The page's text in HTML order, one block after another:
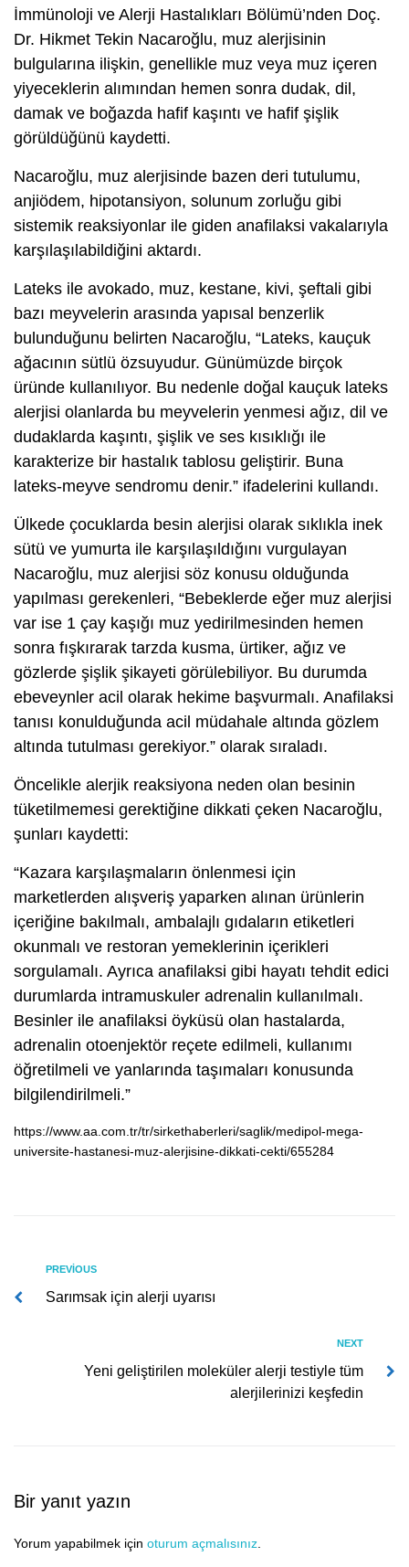
İmmünoloji ve Alerji Hastalıkları Bölümü’nden Doç.
Dr. Hikmet Tekin Nacaroğlu, muz alerjisinin
bulgularına ilişkin, genellikle muz veya muz içeren
yiyeceklerin alımından hemen sonra dudak, dil,
damak ve boğazda hafif kaşıntı ve hafif şişlik
görüldüğünü kaydetti.
Nacaroğlu, muz alerjisinde bazen deri tutulumu,
anjiödem, hipotansiyon, solunum zorluğu gibi
sistemik reaksiyonlar ile giden anafilaksi vakalarıyla
karşılaşılabildiğini aktardı.
Lateks ile avokado, muz, kestane, kivi, şeftali gibi
bazı meyvelerin arasında yapısal benzerlik
bulunduğunu belirten Nacaroğlu, “Lateks, kauçuk
ağacının sütlü özsuyudur. Günümüzde birçok
üründe kullanılıyor. Bu nedenle doğal kauçuk lateks
alerjisi olanlarda bu meyvelerin yenmesi ağız, dil ve
dudaklarda kaşıntı, şişlik ve ses kısıklığı ile
karakterize bir hastalık tablosu geliştirir. Buna
lateks-meyve sendromu denir.” ifadelerini kullandı.
Ülkede çocuklarda besin alerjisi olarak sıklıkla inek
sütü ve yumurta ile karşılaşıldığını vurgulayan
Nacaroğlu, muz alerjisi söz konusu olduğunda
yapılması gerekenleri, “Bebeklerde eğer muz alerjisi
var ise 1 çay kaşığı muz yedirilmesinden hemen
sonra fışkırarak tarzda kusma, ürtiker, ağız ve
gözlerde şişlik şikayeti görülebiliyor. Bu durumda
ebeveynler acil olarak hekime başvurmalı. Anafilaksi
tanısı konulduğunda acil müdahale altında gözlem
altında tutulması gerekiyor.” olarak sıraladı.
Öncelikle alerjik reaksiyona neden olan besinin
tüketilmemesi gerektiğine dikkati çeken Nacaroğlu,
şunları kaydetti:
“Kazara karşılaşmaların önlenmesi için
marketlerden alışveriş yaparken alınan ürünlerin
içeriğine bakılmalı, ambalajlı gıdaların etiketleri
okunmalı ve restoran yemeklerinin içerikleri
sorgulamalı. Ayrıca anafilaksi gibi hayatı tehdit edici
durumlarda intramuskuler adrenalin kullanılmalı.
Besinler ile anafilaksi öyküsü olan hastalarda,
adrenalin otoenjektör reçete edilmeli, kullanımı
öğretilmeli ve yanlarında taşımaları konusunda
bilgilendirilmeli.”
https://www.aa.com.tr/tr/sirkethaberleri/saglik/medipol-mega-
universite-hastanesi-muz-alerjisine-dikkati-cekti/655284
Yazı
gezinmesi
Previous
PREVIOUS
Sarımsak için alerji uyarısı
NEXT
Yeni geliştirilen moleküler alerji testiyle tüm
alerjilerinizi keşfedin
Bir yanıt yazın
Yorum yapabilmek için oturum açmalısınız